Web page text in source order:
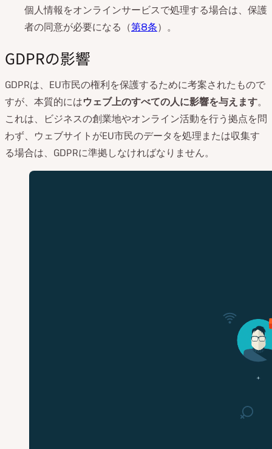
個人情報をオンラインサービスで処理する場合は、保護
者の同意が必要になる（第8条）。
GDPRの影響
GDPRは、EU市民の権利を保護するために考案されたもので
すが、本質的にはウェブ上のすべての人に影響を与えます。
これは、ビジネスの創業地やオンライン活動を行う拠点を問
わず、ウェブサイトがEU市民のデータを処理または収集す
る場合は、GDPRに準拠しなければなりません。